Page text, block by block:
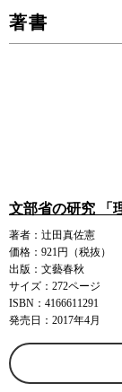
著書
文部省の研究 「
著者：辻田真佐憲
価格：921円（税抜）
出版：文藝春秋
サイズ：272ページ
ISBN：4166611291
発売日：2017年4月